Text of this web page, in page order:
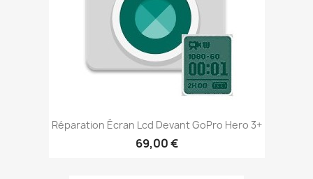
Réparation Écran Lcd Devant GoPro Hero 3+
69,00 €